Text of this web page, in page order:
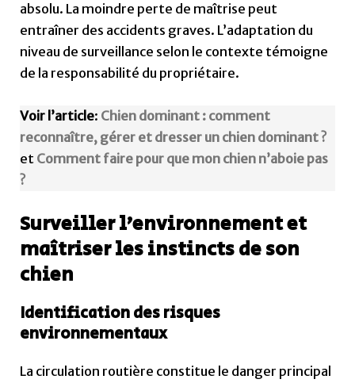
absolu. La moindre perte de maîtrise peut
entraîner des accidents graves. L’adaptation du
niveau de surveillance selon le contexte témoigne
de la responsabilité du propriétaire.
Voir l’article: Chien dominant : comment
reconnaître, gérer et dresser un chien dominant ?
et Comment faire pour que mon chien n’aboie pas
?
Surveiller l’environnement et
maîtriser les instincts de son
chien
Identification des risques
environnementaux
La circulation routière constitue le danger principal